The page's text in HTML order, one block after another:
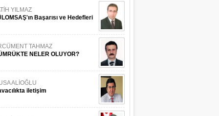
YILMAZ
Başarısı ve Hedefleri
TAHMAZ
NELER OLUYOR?
ALİOĞLU
iletişim